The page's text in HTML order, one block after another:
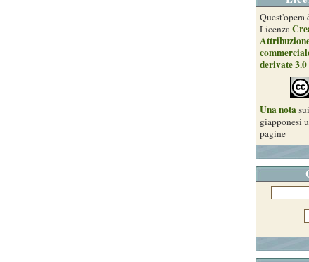
Licenza
derivate
Una nota
giapponesi
pagine